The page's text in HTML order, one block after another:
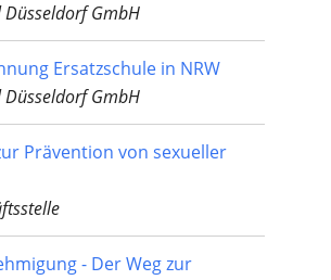
GmbH
Ersatzschule in NRW
GmbH
Prävention von sexueller
- Der Weg zur